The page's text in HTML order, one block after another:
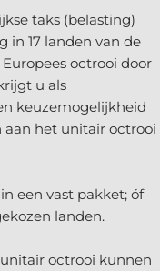
taks (belasting)
in 17 landen van de
octrooi door
u als
keuzemogelijkheid
aan het unitair octrooi
een vast pakket; óf
landen.
octrooi kunnen